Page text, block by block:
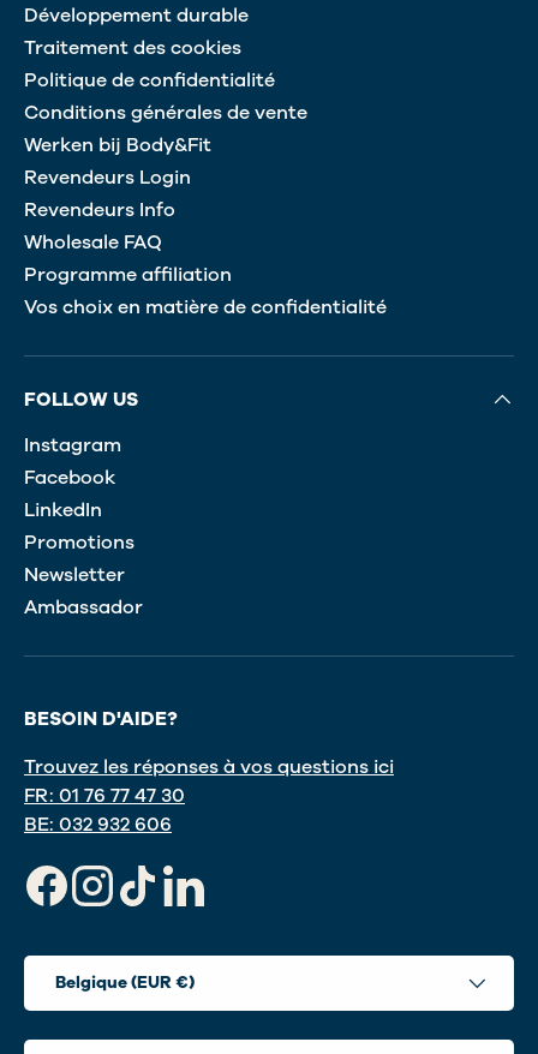
Développement durable
Traitement des cookies
Politique de confidentialité
Conditions générales de vente
Werken bij Body&Fit
Revendeurs Login
Revendeurs Info
Wholesale FAQ
Programme affiliation
Vos choix en matière de confidentialité
FOLLOW US
Instagram
Facebook
LinkedIn
Promotions
Newsletter
Ambassador
BESOIN D'AIDE?
Trouvez les réponses à vos questions ici
FR: 01 76 77 47 30
BE: 032 932 606
FacebookInstagram
TikTokLinkedIn
Pays
Belgique (EUR €)